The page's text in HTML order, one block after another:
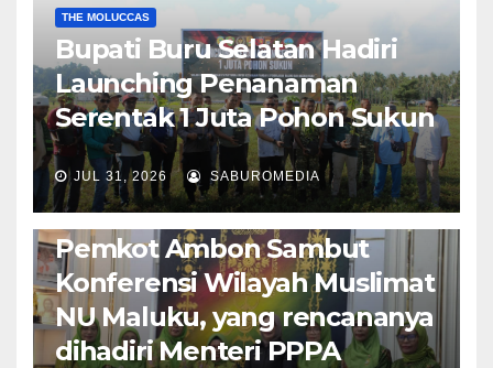
THE MOLUCCAS
Bupati Buru Selatan Hadiri
Launching Penanaman
Serentak 1 Juta Pohon Sukun
JUL 31, 2026 SABUROMEDIA
AMBON METRO JURNALISME AKTIVIS
POLITIK & PEMERINTAHAN
Pemkot Ambon Sambut
Konferensi Wilayah Muslimat
NU Maluku, yang rencananya
dihadiri Menteri PPPA